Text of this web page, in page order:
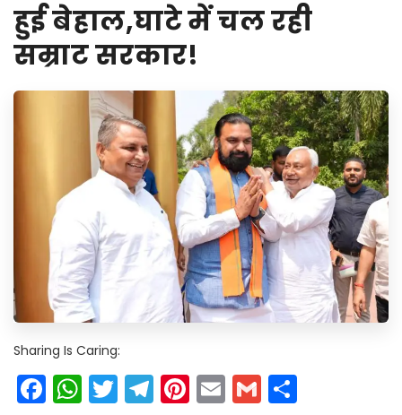
हुई बेहाल,घाटे में चल रही
सम्राट सरकार!
Sharing Is Caring:
Facebook
WhatsApp
Twitter
Telegram
Pinterest
EmailGmail